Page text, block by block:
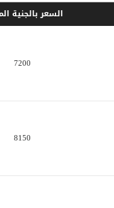
السعر بالجنية
7200
8150